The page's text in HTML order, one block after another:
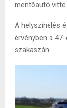
mentőautó vitte
A helyszínelés
érvényben a
szakaszán.